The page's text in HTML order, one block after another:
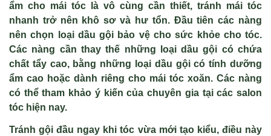
ẩm cho mái tóc là vô cùng cần thiết, tránh mái tóc
nhanh trởnên khô sơ và hư tổn. Đầu tiên các nàng
nên chọn loại dầu gội bảo vệcho sức khỏe cho tóc.
Các nàng cần thay thế những loại dầu gội có chứa
chất tẩy cao, bằng những loại dầu gội có tính dưỡng
ẩm cao hoặc dành riêng cho mái tóc xoăn. Các nàng
có thểtham khảo ý kiến của chuyên gia tại các salon
tóc hiện nay.
Tránh gội đầu ngay khi tóc vừa mới tạo kiểu, điều này